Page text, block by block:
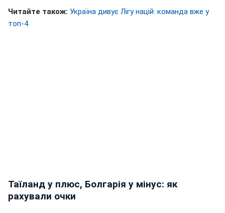
Читайте також: Україна дивує Лігу націй: команда вже у
топ-4
Таїланд у плюс, Болгарія у мінус: як
рахували очки